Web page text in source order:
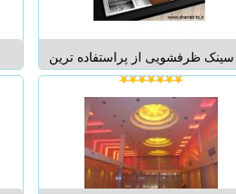
که در صورت نشت گاز، علاوه بر اینکه
سینک ظرفشویی از پراستفاده ترین
تجهیزات در آشپزخانه می باشد و به
دلیل استفاده زیاد از آن در طی روز
بهتر است با شناختی دقیق تر ، انتخاب
صحیح تری داشته باشید انواع مدل های
سینک اشپزخانه : س...